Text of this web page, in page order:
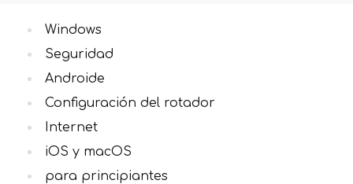
Windows
Seguridad
Androide
Configuración del rotador
Internet
iOS y macOS
para principiantes